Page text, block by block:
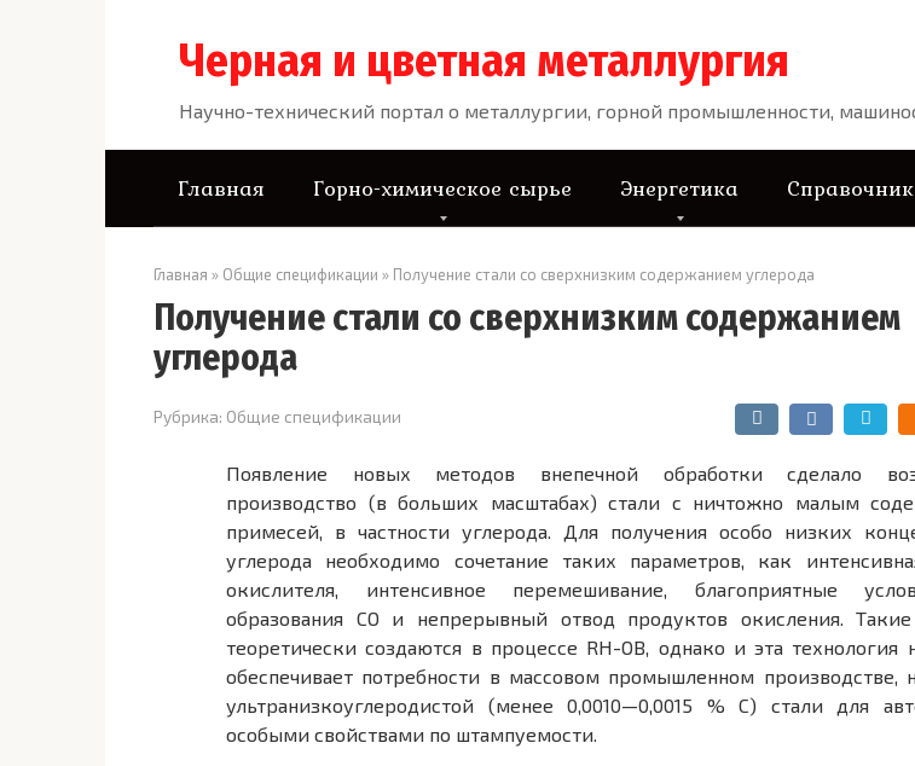
Черная и цветная металлургия
Научно-технический портал о металлургии, горной промышленности,
Главная Горно-химическое сырье Энергетика
Главная » Общие спецификации » Получение стали со сверхнизким содержанием углерода
Получение стали со сверхнизким содержанием
углерода
Рубрика: Общие спецификации
Появление новых методов внепечной обработки сделало
производство (в больших масштабах) стали с ничтожно малым
примесей, в частности углерода. Для получения особо низких
углерода необходимо сочетание таких параметров, как
окислителя, интенсивное перемешивание, благоприятные
образования СО и непрерывный отвод продуктов окисления.
теоретически создаются в процессе RН-ОВ, однако и эта технология
обеспечивает потребности в массовом промышленном производстве,
ультранизкоуглеродистой (менее 0,0010—0,0015 % С) стали для
особыми свойствами по штампуемости.